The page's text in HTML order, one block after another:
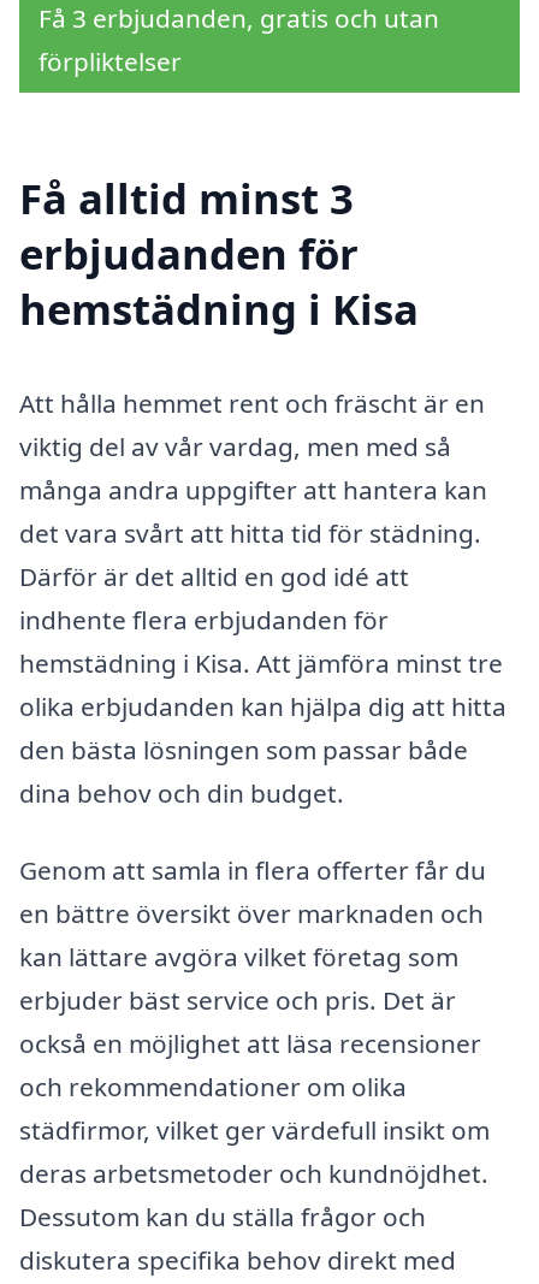
Få 3 erbjudanden, gratis och utan
förpliktelser
Få alltid minst 3
erbjudanden för
hemstädning i Kisa
Att hålla hemmet rent och fräscht är en
viktig del av vår vardag, men med så
många andra uppgifter att hantera kan
det vara svårt att hitta tid för städning.
Därför är det alltid en god idé att
indhente flera erbjudanden för
hemstädning i Kisa. Att jämföra minst tre
olika erbjudanden kan hjälpa dig att hitta
den bästa lösningen som passar både
dina behov och din budget.
Genom att samla in flera offerter får du
en bättre översikt över marknaden och
kan lättare avgöra vilket företag som
erbjuder bäst service och pris. Det är
också en möjlighet att läsa recensioner
och rekommendationer om olika
städfirmor, vilket ger värdefull insikt om
deras arbetsmetoder och kundnöjdhet.
Dessutom kan du ställa frågor och
diskutera specifika behov direkt med